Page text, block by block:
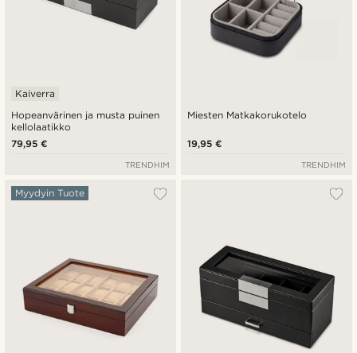
Hopeanvärinen ja musta puinen
kellolaatikko
Kaiverra
79,95 €
TRENDHIM
Miesten Matkakorukotelo
19,95 €
TRENDHIM
Myydyin Tuote